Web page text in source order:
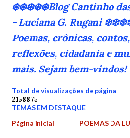
❄️❄️❄️❄️❄️Blog Cantinho
- Luciana G. Rugani
Poemas, crônicas, contos,
reflexões, cidadania e
mais. Sejam bem-vindos!
Total de visualizações de página
2158875
TEMAS EM DESTAQUE
Página inicial
POEMAS DA LU